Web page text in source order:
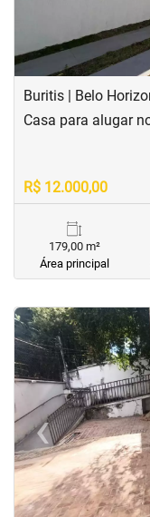
Buritis | Belo
Casa para alugar
R$ 12.000,00
179,00 m²
Área principal
<<<<
‹Previous